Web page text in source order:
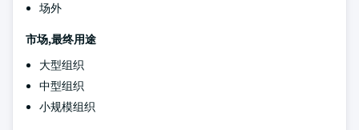
场外
市场,最终用途
大型组织
中型组织
小规模组织